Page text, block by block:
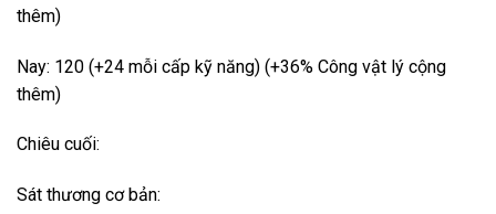
thêm)
Nay: 120 (+24 mỗi cấp kỹ năng) (+36% Công vật lý cộng
thêm)
Chiêu cuối:
Sát thương cơ bản: